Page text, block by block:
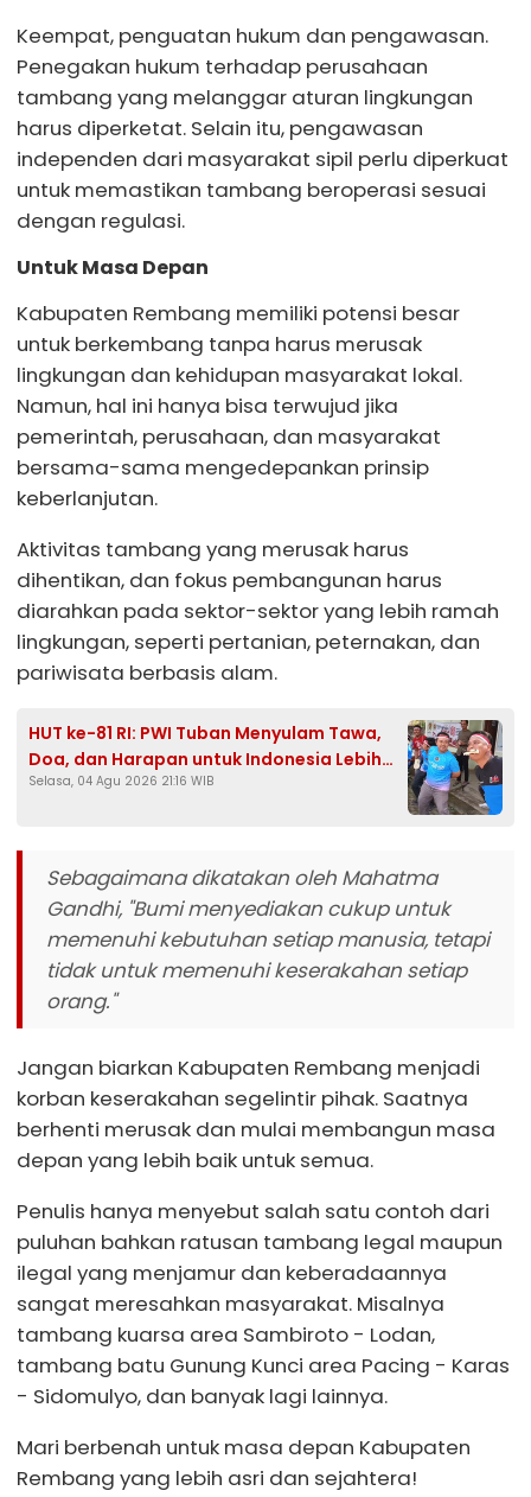
Keempat, penguatan hukum dan pengawasan.
Penegakan hukum terhadap perusahaan
tambang yang melanggar aturan lingkungan
harus diperketat. Selain itu, pengawasan
independen dari masyarakat sipil perlu diperkuat
untuk memastikan tambang beroperasi sesuai
dengan regulasi.
Untuk Masa Depan
Kabupaten Rembang memiliki potensi besar
untuk berkembang tanpa harus merusak
lingkungan dan kehidupan masyarakat lokal.
Namun, hal ini hanya bisa terwujud jika
pemerintah, perusahaan, dan masyarakat
bersama-sama mengedepankan prinsip
keberlanjutan.
Aktivitas tambang yang merusak harus
dihentikan, dan fokus pembangunan harus
diarahkan pada sektor-sektor yang lebih ramah
lingkungan, seperti pertanian, peternakan, dan
pariwisata berbasis alam.
HUT ke-81 RI: PWI Tuban Menyulam Tawa,
Doa, dan Harapan untuk Indonesia Lebih
Baik
Selasa, 04 Agu 2026 21:16 WIB
Sebagaimana dikatakan oleh Mahatma
Gandhi, "Bumi menyediakan cukup untuk
memenuhi kebutuhan setiap manusia, tetapi
tidak untuk memenuhi keserakahan setiap
orang."
Jangan biarkan Kabupaten Rembang menjadi
korban keserakahan segelintir pihak. Saatnya
berhenti merusak dan mulai membangun masa
depan yang lebih baik untuk semua.
Penulis hanya menyebut salah satu contoh dari
puluhan bahkan ratusan tambang legal maupun
ilegal yang menjamur dan keberadaannya
sangat meresahkan masyarakat. Misalnya
tambang kuarsa area Sambiroto - Lodan,
tambang batu Gunung Kunci area Pacing - Karas
- Sidomulyo, dan banyak lagi lainnya.
Mari berbenah untuk masa depan Kabupaten
Rembang yang lebih asri dan sejahtera!